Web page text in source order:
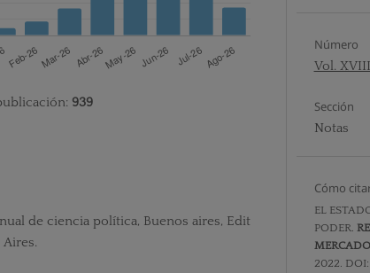
939
de ciencia política, Buenos aires, Edit
Número
Vol.
Sección
Notas
Cómo
EL
PODER.
MERCADO
2022.